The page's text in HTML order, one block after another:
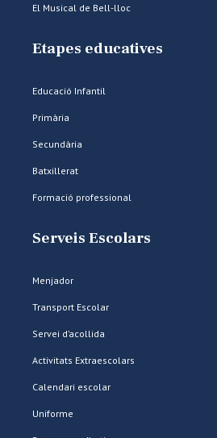
El Musical de Bell-lloc
Etapes educatives
Educació Infantil
Primària
Secundària
Batxillerat
Formació professional
Serveis Escolars
Menjador
Transport Escolar
Servei d’acollida
Activitats Extraescolars
Calendari escolar
Uniforme